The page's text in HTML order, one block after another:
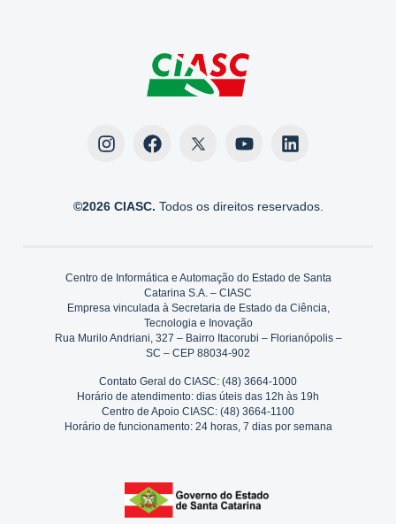
©2026 CIASC. Todos os direitos reservados.
Centro de Informática e Automação do Estado de Santa
Catarina S.A. – CIASC
Empresa vinculada à Secretaria de Estado da Ciência,
Tecnologia e Inovação
Rua Murilo Andriani, 327 – Bairro Itacorubi – Florianópolis –
SC – CEP 88034-902
Contato Geral do CIASC: (48) 3664-1000
Horário de atendimento: dias úteis das 12h às 19h
Centro de Apoio CIASC: (48) 3664-1100
Horário de funcionamento: 24 horas, 7 dias por semana